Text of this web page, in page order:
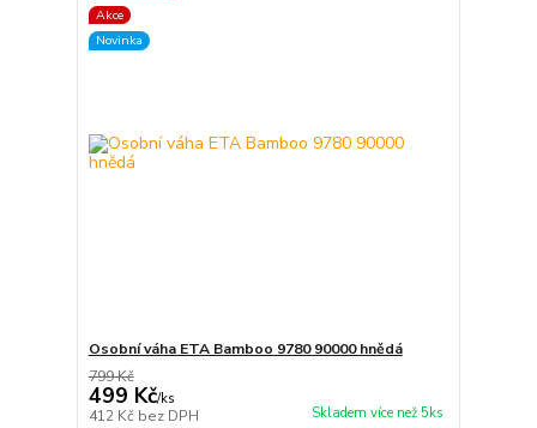
Akce
Novinka
Osobní váha ETA Bamboo 9780 90000 hnědá
799 Kč
499 Kč/ks
412 Kč bez DPH Skladem více než 5ks